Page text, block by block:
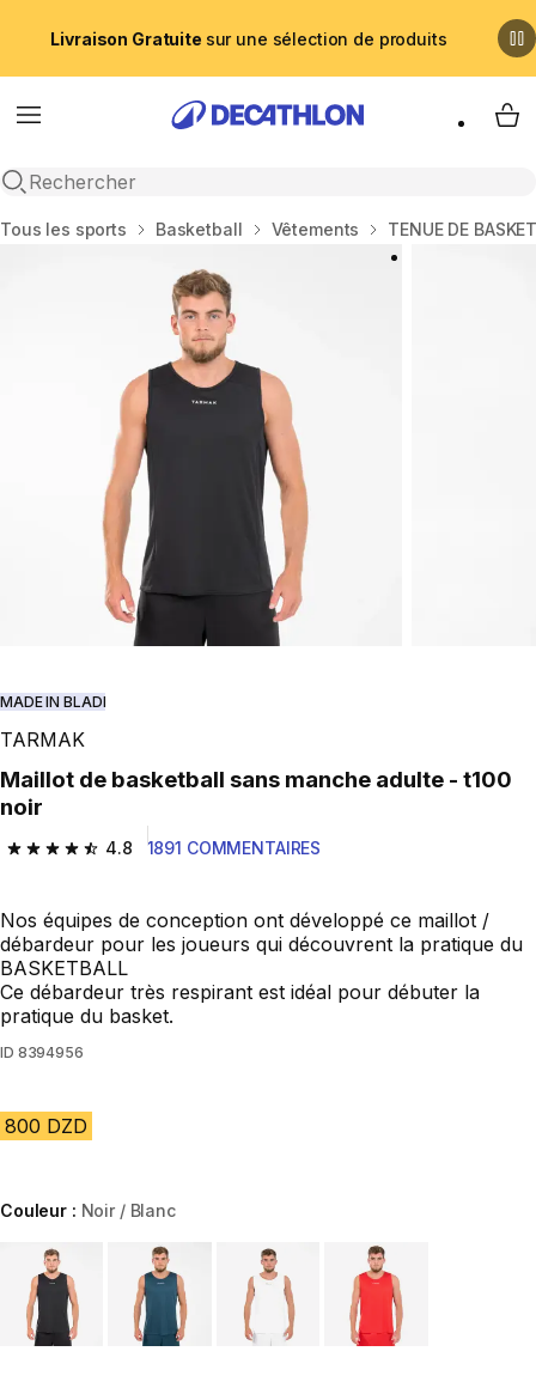
Livraison Gratuite sur une sélection de produits
Menu
Recherche ouverte
My
Accueil
Tous les sports Basketball Vêtements TENUE DE
MADE IN BLADI
TARMAK
Maillot de basketball sans manche adulte - t100
noir
4.8
4.8 out of 5 stars from 1891 reviews
1891 COMMENTAIRES
Nos équipes de conception ont développé ce maillot /
débardeur pour les joueurs qui découvrent la pratique du
BASKETBALL
Ce débardeur très respirant est idéal pour débuter la
pratique du basket.
ID 8394956
800 DZD
Couleur : Noir / Blanc
Choose a variant